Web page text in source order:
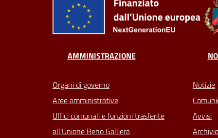
AMMINISTRAZIONE
Organi di governo
Aree amministrative
Uffici comunali e funzioni trasferite
all'Unione Reno Galliera
Notizie
Avvisi